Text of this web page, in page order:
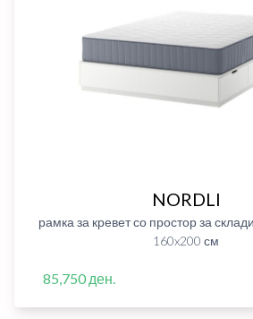
NORDLI
рамка за кревет со простор за
160x200 см
85,750 ден.